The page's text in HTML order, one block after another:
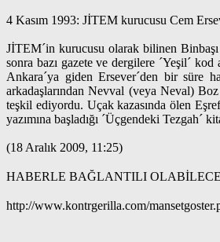
4 Kasım 1993: JİTEM kurucusu Cem
JİTEM´in kurucusu olarak bilinen
sonra bazı gazete ve dergilere ´Yeşil´
Ankara´ya giden Ersever´den bir süre
arkadaşlarından Nevval (veya Neval)
teşkil ediyordu. Uçak kazasında ölen
yazımına başladığı ´Üçgendeki Tezgah´
(18 Aralık 2009, 11:25)
HABERLE BAĞLANTILI
http://www.kontrgerilla.com/